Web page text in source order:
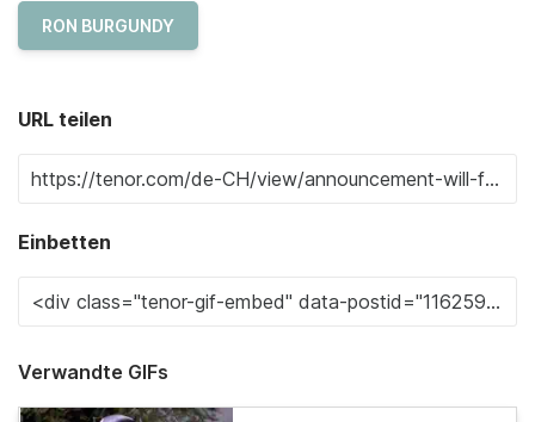
RON BURGUNDY
URL teilen
Einbetten
Verwandte GIFs